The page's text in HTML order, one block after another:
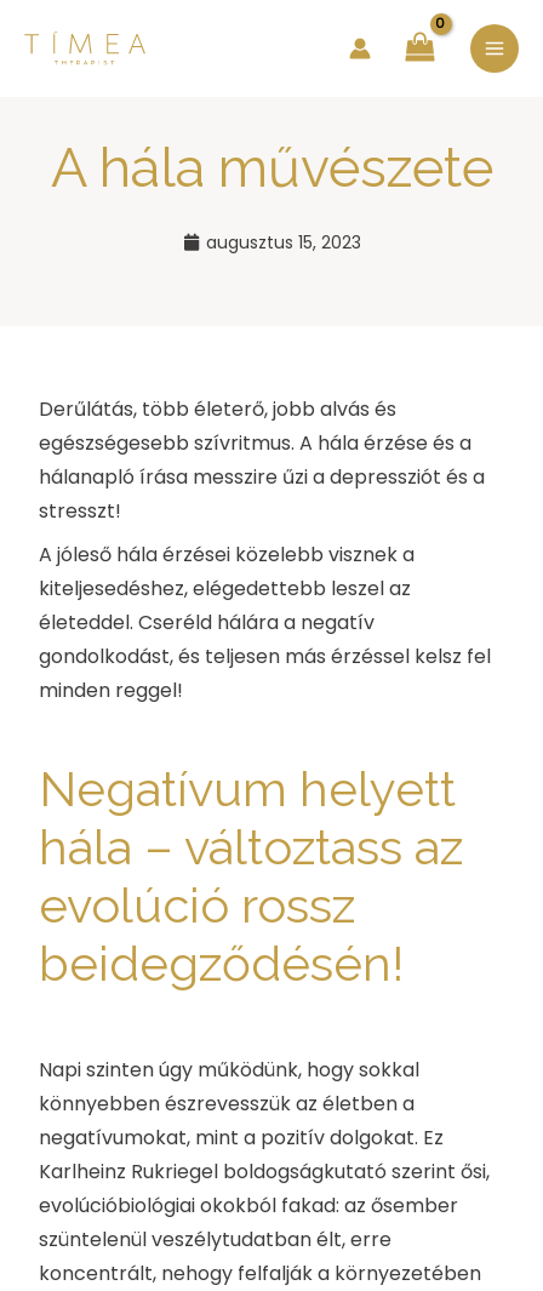
A hála művészete
augusztus 15, 2023
Derűlátás, több életerő, jobb alvás és
egészségesebb szívritmus. A hála érzése és a
hálanapló írása messzire űzi a depressziót és a
stresszt!
A jóleső hála érzései közelebb visznek a
kiteljesedéshez, elégedettebb leszel az
életeddel. Cseréld hálára a negatív
gondolkodást, és teljesen más érzéssel kelsz fel
minden reggel!
Negatívum helyett
hála – változtass az
evolúció rossz
beidegződésén!
Napi szinten úgy működünk, hogy sokkal
könnyebben észrevesszük az életben a
negatívumokat, mint a pozitív dolgokat. Ez
Karlheinz Rukriegel boldogságkutató szerint ősi,
evolúcióbiológiai okokból fakad: az ősember
szüntelenül veszélytudatban élt, erre
koncentrált, nehogy felfalják a környezetében